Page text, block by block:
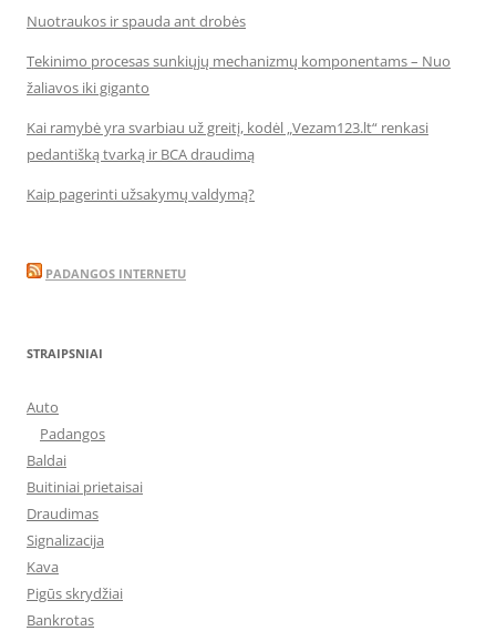
Nuotraukos ir spauda ant drobės
Tekinimo procesas sunkiųjų mechanizmų komponentams – Nuo
žaliavos iki giganto
Kai ramybė yra svarbiau už greitį, kodėl „Vezam123.lt“ renkasi
pedantišką tvarką ir BCA draudimą
Kaip pagerinti užsakymų valdymą?
PADANGOS INTERNETU
STRAIPSNIAI
Auto
Padangos
Baldai
Buitiniai prietaisai
Draudimas
Signalizacija
Kava
Pigūs skrydžiai
Bankrotas